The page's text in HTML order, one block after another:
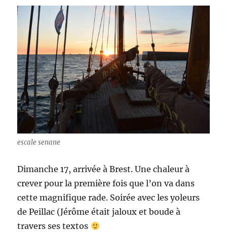
escale senane
Dimanche 17, arrivée à Brest. Une chaleur à
crever pour la première fois que l’on va dans
cette magnifique rade. Soirée avec les yoleurs
de Peillac (Jérôme était jaloux et boude à
travers ses textos